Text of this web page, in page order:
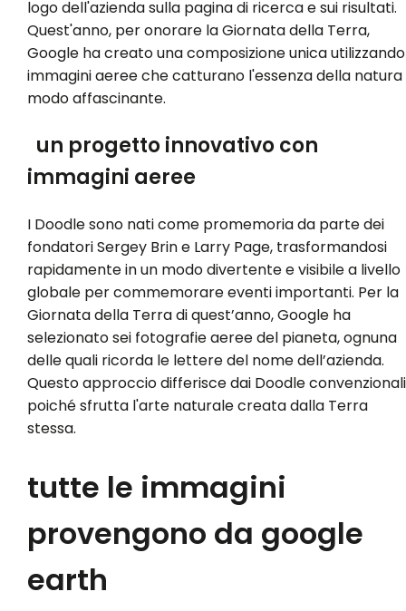
logo dell'azienda sulla pagina di ricerca e sui risultati.
Quest'anno, per onorare la Giornata della Terra,
Google ha creato una composizione unica utilizzando
immagini aeree che catturano l'essenza della natura
modo affascinante.
un progetto innovativo con
immagini aeree
I Doodle sono nati come promemoria da parte dei
fondatori Sergey Brin e Larry Page, trasformandosi
rapidamente in un modo divertente e visibile a livello
globale per commemorare eventi importanti. Per la
Giornata della Terra di quest’anno, Google ha
selezionato sei fotografie aeree del pianeta, ognuna
delle quali ricorda le lettere del nome dell’azienda.
Questo approccio differisce dai Doodle convenzionali
poiché sfrutta l'arte naturale creata dalla Terra
stessa.
tutte le immagini
provengono da google
earth